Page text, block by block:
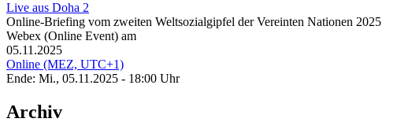
Live aus Doha 2
Online-Briefing vom zweiten Weltsozialgipfel der Vereinten Nationen 2025
Webex (Online Event) am
05.11.2025
Online (MEZ, UTC+1)
Ende: Mi., 05.11.2025 - 18:00 Uhr
Archiv